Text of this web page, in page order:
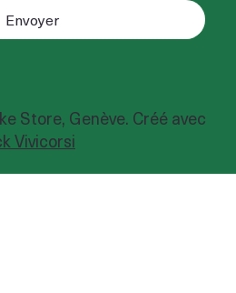
Envoyer
Store, Genève. Créé avec
Vivicorsi